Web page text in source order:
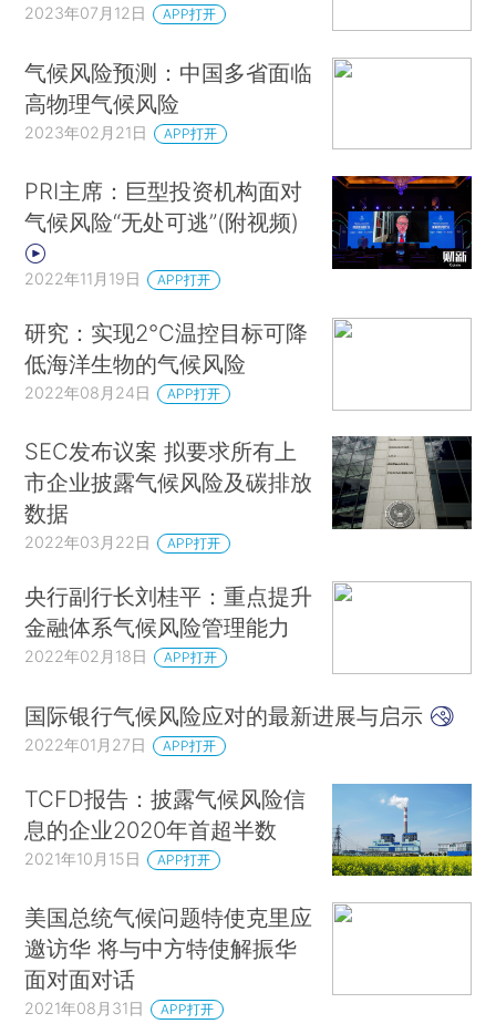
2023年07月12日 APP打开
气候风险预测：中国多省面临
高物理气候风险
2023年02月21日 APP打开
PRI主席：巨型投资机构面对
气候风险“无处可逃”(附视频)
2022年11月19日 APP打开
研究：实现2℃温控目标可降
低海洋生物的气候风险
2022年08月24日 APP打开
SEC发布议案 拟要求所有上
市企业披露气候风险及碳排放
数据
2022年03月22日 APP打开
央行副行长刘桂平：重点提升
金融体系气候风险管理能力
2022年02月18日 APP打开
国际银行气候风险应对的最新进展与启示
2022年01月27日 APP打开
TCFD报告：披露气候风险信
息的企业2020年首超半数
2021年10月15日 APP打开
美国总统气候问题特使克里应
邀访华 将与中方特使解振华
面对面对话
2021年08月31日 APP打开